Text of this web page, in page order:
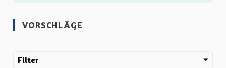
VORSCHLÄGE
Filter